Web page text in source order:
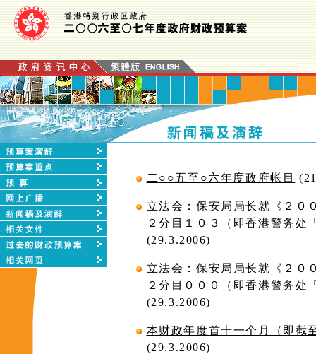
二○○五至○六年度政府帐目
立法会：保安局局长就《２０
２分目１０３（即香港警务处
(29.3.2006)
立法会：保安局局长就《２０
２分目０００（即香港警务处
(29.3.2006)
本财政年度首十一个月（即截
(29.3.2006)